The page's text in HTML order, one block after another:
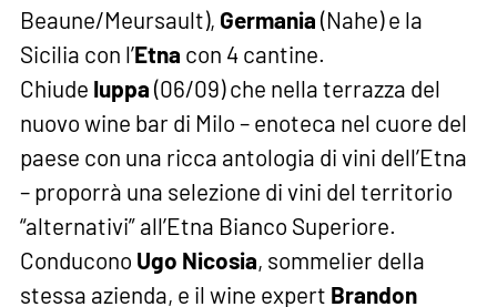
Beaune/Meursault), Germania (Nahe) e la
Sicilia con l’Etna con 4 cantine.
Chiude Iuppa (06/09) che nella terrazza del
nuovo wine bar di Milo – enoteca nel cuore del
paese con una ricca antologia di vini dell’Etna
– proporrà una selezione di vini del territorio
“alternativi” all’Etna Bianco Superiore.
Conducono Ugo Nicosia, sommelier della
stessa azienda, e il wine expert Brandon